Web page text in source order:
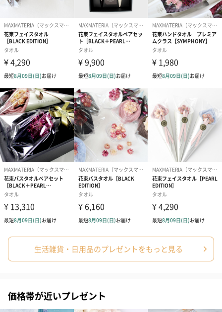
【Mサイズ】140g
※本体が凍結する時の形や製造の工程で起こるものと
して、若干の個体差がございます。
パッケージ外
アルミ袋またはクリアパッケージ
リアパッケージに順次変更となります。
移行期間につきましては、新旧混在となりますので予
めご了承ください。
原産国／生産
国
中国
注意事項
凍結時、環境により本体表面に凹凸ができる場合がご
ざいますが、機能には問題ありません。
商品オプション情報
紙袋
お渡し用の紙袋です。
商品に合わせたサイズをお届けします。
生活雑貨・日用品のプレゼントをもっと見る
価格帯が近いプレゼント